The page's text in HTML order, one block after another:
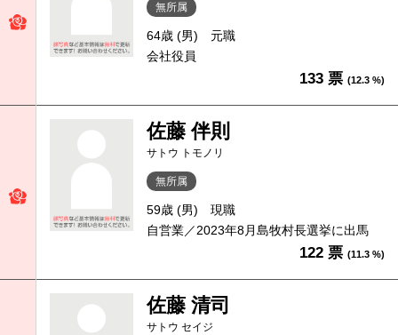
無所属
64歳 (男)
元職
会社役員
133 票 (12.3 %)
佐藤 伴則
サトウ トモノリ
無所属
59歳 (男)
現職
自営業／2023年8月島牧村長選挙に出馬
122 票 (11.3 %)
佐藤 清司
サトウ セイジ